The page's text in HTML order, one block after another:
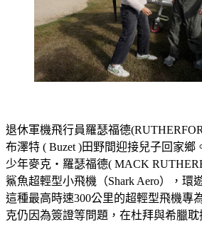
布澤特 ( Buzet )田野間迎接兒子回家鄉
少年麥克‧羅瑟福德( MACK
鯊魚超輕型小飛機（Shark Aero），環
這種最高時速300公里的超輕型飛機專
克仍因為簽證等問題，在杜拜與希臘耽